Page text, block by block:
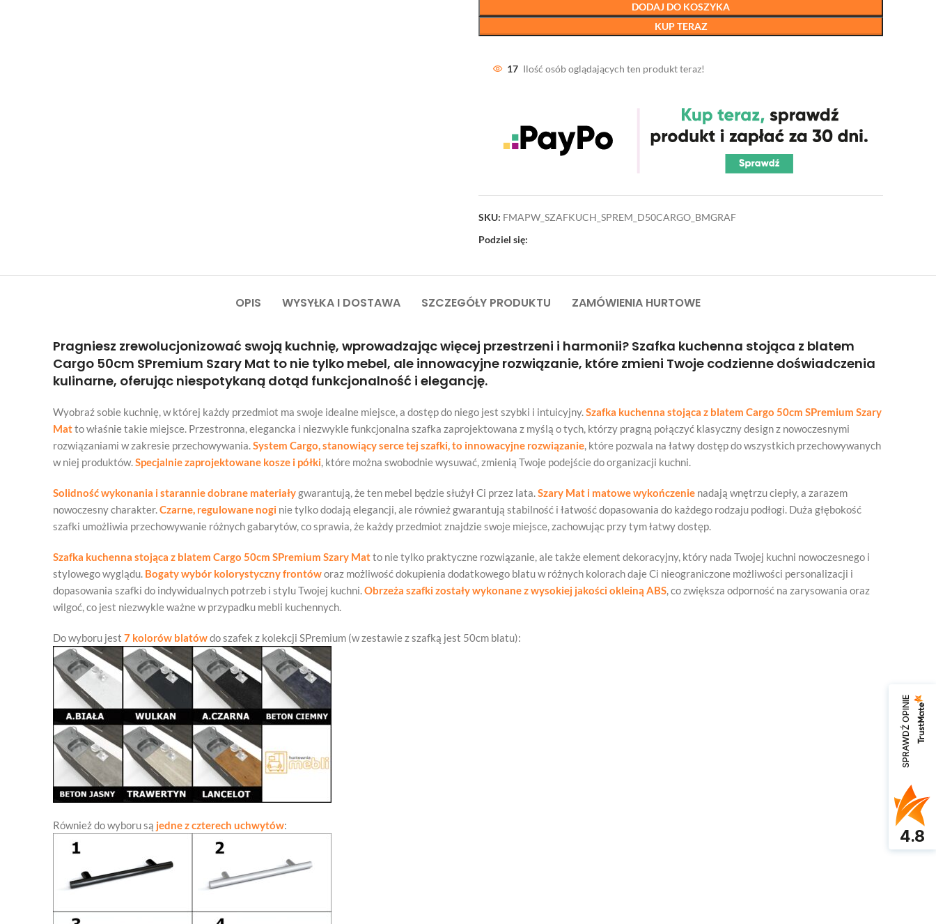
DODAJ DO KOSZYKA
KUP TERAZ
17 Ilość osób oglądających ten produkt teraz!
SKU: FMAPW_SZAFKUCH_SPREM_D50CARGO_BMGRAF
Podziel się:
OPIS WYSYŁKA I DOSTAWA SZCZEGÓŁY PRODUKTU ZAMÓWIENIA HURTOWE
Pragniesz zrewolucjonizować swoją kuchnię, wprowadzając więcej przestrzeni i harmonii? Szafka kuchenna stojąca z blatem
Cargo 50cm SPremium Szary Mat to nie tylko mebel, ale innowacyjne rozwiązanie, które zmieni Twoje codzienne doświadczenia
kulinarne, oferując niespotykaną dotąd funkcjonalność i elegancję.
Wyobraź sobie kuchnię, w której każdy przedmiot ma swoje idealne miejsce, a dostęp do niego jest szybki i intuicyjny.Szafka kuchenna stojąca z blatem Cargo 50cm SPremium Szary
Matto właśnie takie miejsce. Przestronna, elegancka i niezwykle funkcjonalna szafka zaprojektowana z myślą o tych, którzy pragną połączyć klasyczny design z nowoczesnymi
rozwiązaniami w zakresie przechowywania.System Cargo, stanowiący serce tej szafki, to innowacyjne rozwiązanie, które pozwala na łatwy dostęp do wszystkich przechowywanych
w niej produktów.Specjalnie zaprojektowane kosze i półki, które można swobodnie wysuwać, zmienią Twoje podejście do organizacji kuchni.
Solidność wykonania i starannie dobrane materiałygwarantują, że ten mebel będzie służył Ci przez lata.Szary Mat i matowe wykończenie nadają wnętrzu ciepły, a zarazem
nowoczesny charakter.Czarne, regulowane nogi nie tylko dodają elegancji, ale również gwarantują stabilność i łatwość dopasowania do każdego rodzaju podłogi. Duża głębokość
szafki umożliwia przechowywanie różnych gabarytów, co sprawia, że każdy przedmiot znajdzie swoje miejsce, zachowując przy tym łatwy dostęp.
Szafka kuchenna stojąca z blatem Cargo 50cm SPremium Szary Matto nie tylko praktyczne rozwiązanie, ale także element dekoracyjny, który nada Twojej kuchni nowoczesnego i
stylowego wyglądu. Bogaty wybór kolorystyczny frontóworaz możliwość dokupienia dodatkowego blatu w różnych kolorach daje Ci nieograniczone możliwości personalizacji i
dopasowania szafki do indywidualnych potrzeb i stylu Twojej kuchni.Obrzeża szafki zostały wykonane z wysokiej jakości okleiną ABS, co zwiększa odporność na zarysowania oraz
wilgoć, co jest niezwykle ważne w przypadku mebli kuchennych.
Do wyboru jest 7 kolorów blatówdo szafek z kolekcji SPremium (w zestawie z szafką jest 50cm blatu):
Również do wyboru są jedne z czterech uchwytów:
SPRAWDŹ OPINIE
4.8